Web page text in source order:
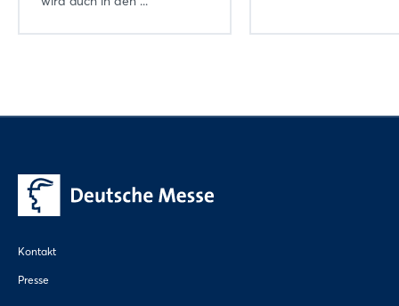
Kontakt
Presse